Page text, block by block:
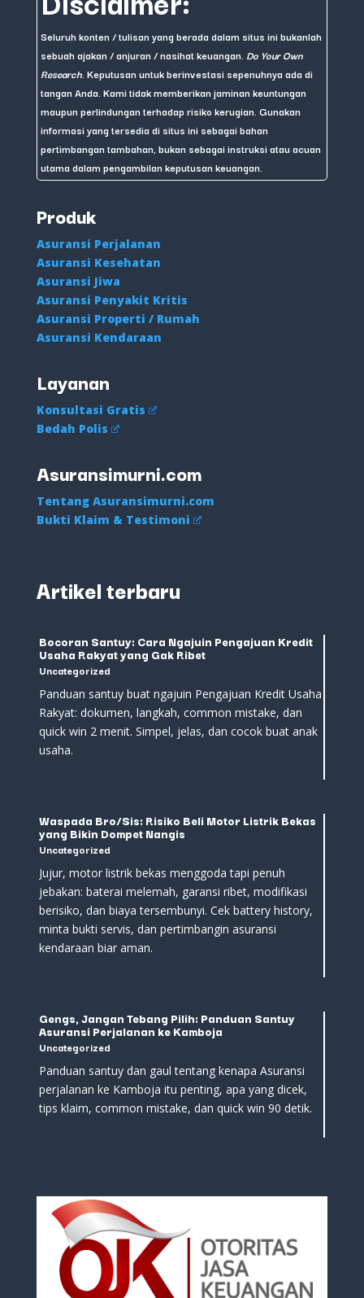
Whatsapp
081210429617
Disclaimer:
Seluruh konten / tulisan yang berada dalam situs ini bukanlah
Research. Keputusan untuk berinvestasi sepenuhnya ada di
tangan Anda. Kami tidak memberikan jaminan keuntungan
maupun perlindungan terhadap risiko kerugian. Gunakan
informasi yang tersedia di situs ini sebagai bahan
pertimbangan tambahan, bukan sebagai instruksi atau acuan
utama dalam pengambilan keputusan keuangan.
Asuransi Perjalanan
Asuransi Kesehatan
Asuransi Jiwa
Asuransi Properti / Rumah
Asuransi Kendaraan
Layanan
Tentang Asuransimurni.com
Bukti Klaim & Testimoni
Artikel terbaru
Uncategorized
Panduan santuy buat ngajuin Pengajuan Kredit Usaha
Rakyat: dokumen, langkah, common mistake, dan
quick win 2 menit. Simpel, jelas, dan cocok buat anak
usaha.
Jujur, motor listrik bekas menggoda tapi penuh
jebakan: baterai melemah, garansi ribet, modifikasi
berisiko, dan biaya tersembunyi. Cek battery history,
minta bukti servis, dan pertimbangin asuransi
kendaraan biar aman.
Uncategorized
Panduan santuy dan gaul tentang kenapa Asuransi
perjalanan ke Kamboja itu penting, apa yang dicek,
tips klaim, common mistake, dan quick win 90 detik.